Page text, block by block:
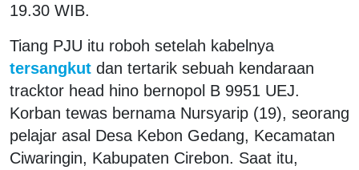
19.30 WIB.
Tiang PJU itu roboh setelah kabelnya
tersangkut dan tertarik sebuah kendaraan
tracktor head hino bernopol B 9951 UEJ.
Korban tewas bernama Nursyarip (19), seorang
pelajar asal Desa Kebon Gedang, Kecamatan
Ciwaringin, Kabupaten Cirebon. Saat itu,